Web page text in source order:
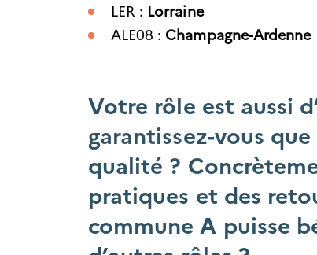
LER : Lorraine
ALE08 : Champagne-Ardenne
Votre rôle est aussi
garantissez-vous
qualité ?
pratiques et des
commune A puisse